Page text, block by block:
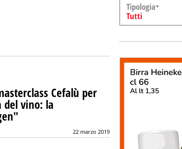
Cefalù per
vino: la
22 marzo 2019
Tipologia
Tutti